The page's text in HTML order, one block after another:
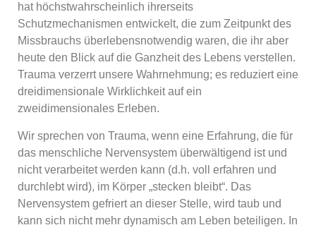
hat höchstwahrscheinlich ihrerseits
Schutzmechanismen entwickelt, die zum Zeitpunkt des
Missbrauchs überlebensnotwendig waren, die ihr aber
heute den Blick auf die Ganzheit des Lebens verstellen.
Trauma verzerrt unsere Wahrnehmung; es reduziert eine
dreidimensionale Wirklichkeit auf ein
zweidimensionales Erleben.
Wir sprechen von Trauma, wenn eine Erfahrung, die für
das menschliche Nervensystem überwältigend ist und
nicht verarbeitet werden kann (d.h. voll erfahren und
durchlebt wird), im Körper „stecken bleibt“. Das
Nervensystem gefriert an dieser Stelle, wird taub und
kann sich nicht mehr dynamisch am Leben beteiligen. In